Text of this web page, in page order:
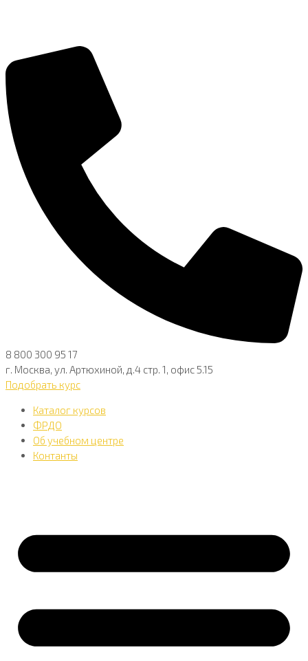
8 800 300 95 17
г. Москва, ул. Артюхиной, д.4 стр. 1, офис 5.15
Подобрать курс
Каталог курсов
ФРДО
Об учебном центре
Контанты